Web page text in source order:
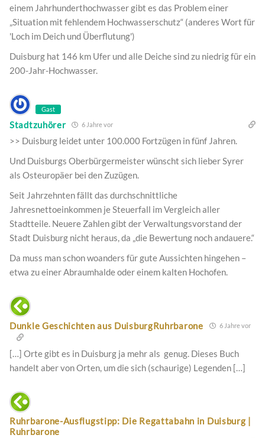
einem Jahrhunderthochwasser gibt es das Problem einer
„Situation mit fehlendem Hochwasserschutz“ (anderes Wort für
'Loch im Deich und Überflutung')
Duisburg hat 146 km Ufer und alle Deiche sind zu niedrig für ein
200-Jahr-Hochwasser.
Gast
Stadtzuhörer 6 Jahre vor
>> Duisburg leidet unter 100.000 Fortzügen in fünf Jahren.
Und Duisburgs Oberbürgermeister wünscht sich lieber Syrer
als Osteuropäer bei den Zuzügen.
Seit Jahrzehnten fällt das durchschnittliche
Jahresnettoeinkommen je Steuerfall im Vergleich aller
Stadtteile. Neuere Zahlen gibt der Verwaltungsvorstand der
Stadt Duisburg nicht heraus, da „die Bewertung noch andauere.“
Da muss man schon woanders für gute Aussichten hingehen –
etwa zu einer Abraumhalde oder einem kalten Hochofen.
Dunkle Geschichten aus DuisburgRuhrbarone 6 Jahre vor
[…] Orte gibt es in Duisburg ja mehr als genug. Dieses Buch
handelt aber von Orten, um die sich (schaurige) Legenden […]
Ruhrbarone-Ausflugstipp: Die Regattabahn in Duisburg |
Ruhrbarone